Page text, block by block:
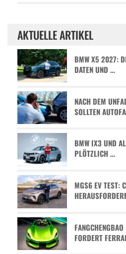
AKTUELLE ARTIKEL
BMW X5 2027:
ATEN UND …
NACH DEM
SOLLTEN
BMW IX3 UND
PLÖTZLICH …
MGS6 EV TEST:
FORDERT